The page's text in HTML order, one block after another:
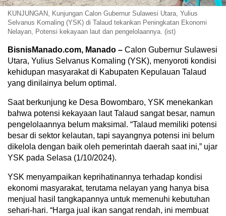
KUNJUNGAN, Kunjungan Calon Gubernur Sulawesi Utara, Yulius
Selvanus Komaling (YSK) di Talaud tekankan Peningkatan Ekonomi
Nelayan, Potensi kekayaan laut dan pengelolaannya. (ist)
BisnisManado.com, Manado – Calon Gubernur Sulawesi
Utara, Yulius Selvanus Komaling (YSK), menyoroti kondisi
kehidupan masyarakat di Kabupaten Kepulauan Talaud
yang dinilainya belum optimal.
Saat berkunjung ke Desa Bowombaro, YSK menekankan
bahwa potensi kekayaan laut Talaud sangat besar, namun
pengelolaannya belum maksimal. “Talaud memiliki potensi
besar di sektor kelautan, tapi sayangnya potensi ini belum
dikelola dengan baik oleh pemerintah daerah saat ini,” ujar
YSK pada Selasa (1/10/2024).
YSK menyampaikan keprihatinannya terhadap kondisi
ekonomi masyarakat, terutama nelayan yang hanya bisa
menjual hasil tangkapannya untuk memenuhi kebutuhan
sehari-hari. “Harga jual ikan sangat rendah, ini membuat